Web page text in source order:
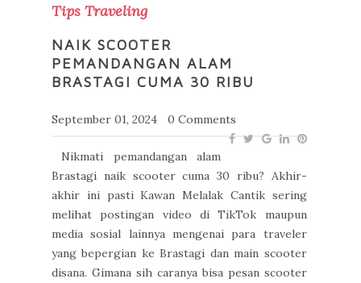
Tips Traveling
NAIK SCOOTER
PEMANDANGAN ALAM
BRASTAGI CUMA 30 RIBU
September 01, 2024 0 Comments
Nikmati pemandangan alam
Brastagi naik scooter cuma 30 ribu? Akhir-
akhir ini pasti Kawan Melalak Cantik sering
melihat postingan video di TikTok maupun
media sosial lainnya mengenai para traveler
yang bepergian ke Brastagi dan main scooter
disana. Gimana sih caranya bisa pesan scooter